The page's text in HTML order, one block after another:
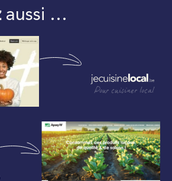
aussi …
Pour cuisiner local